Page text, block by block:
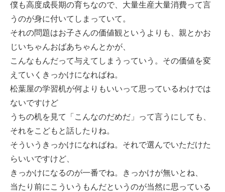
僕も高度成長期の育ちなので、大量生産大量消費って言
うのが身に付いてしまっていて。
それの問題はお子さんの価値観というよりも、親とかお
じいちゃんおばあちゃんとかが、
こんなもんだって与えてしまうっていう。その価値を変
えていくきっかけになればね。
松葉屋の学習机が何よりもいいって思っているわけでは
ないですけど
うちの机を見て「こんなのだめだ」って言うにしても、
それをこどもと話したりね。
そういうきっかけになればね。それで選んでいただけた
らいいですけど、
きっかけになるのが一番でね。きっかけが無いとね、
当たり前にこういうもんだというのが当然に思っている